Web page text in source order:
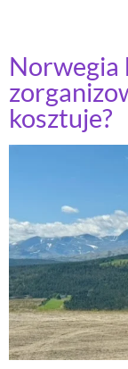
Norwegia
kosztuje?